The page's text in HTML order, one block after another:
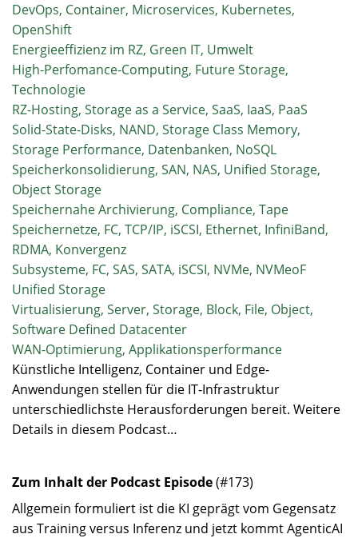
DevOps, Container, Microservices, Kubernetes,
OpenShift
Energieeffizienz im RZ, Green IT, Umwelt
High-Perfomance-Computing, Future Storage,
Technologie
RZ-Hosting, Storage as a Service, SaaS, IaaS, PaaS
Solid-State-Disks, NAND, Storage Class Memory,
Storage Performance, Datenbanken, NoSQL
Speicherkonsolidierung, SAN, NAS, Unified Storage,
Object Storage
Speichernahe Archivierung, Compliance, Tape
Speichernetze, FC, TCP/IP, iSCSI, Ethernet, InfiniBand,
RDMA, Konvergenz
Subsysteme, FC, SAS, SATA, iSCSI, NVMe, NVMeoF
Unified Storage
Virtualisierung, Server, Storage, Block, File, Object,
Software Defined Datacenter
WAN-Optimierung, Applikationsperformance
Künstliche Intelligenz, Container und Edge-
Anwendungen stellen für die IT-Infrastruktur
unterschiedlichste Herausforderungen bereit. Weitere
Details in diesem Podcast…
Zum Inhalt der Podcast Episode(#173)
Allgemein formuliert ist die KI geprägt vom Gegensatz
aus Training versus Inferenz und jetzt kommt AgenticAI